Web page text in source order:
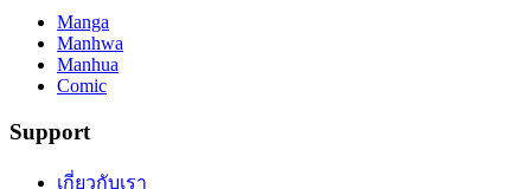
Manga
Manhwa
Manhua
Comic
Support
เกี่ยวกับเรา